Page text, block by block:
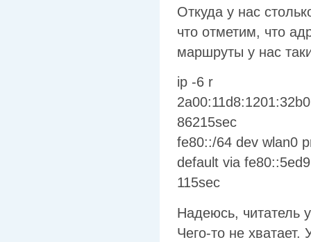
Откуда у нас
что отметим, что
маршруты у нас
ip -6 r
86215sec
fe80::/64 dev wlan0
default via
115sec
Надеюсь, читатель
Чего-то не